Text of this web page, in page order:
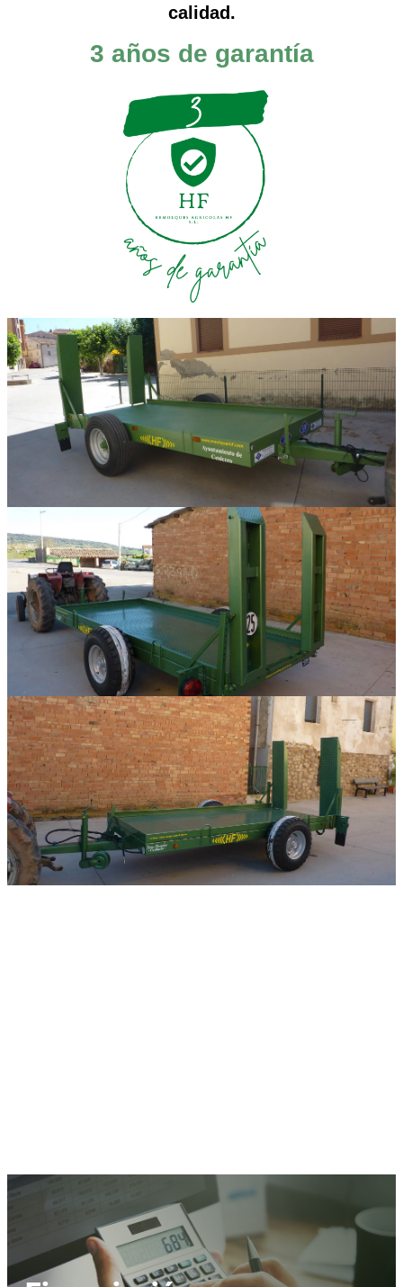
calidad.
3 años de garantía